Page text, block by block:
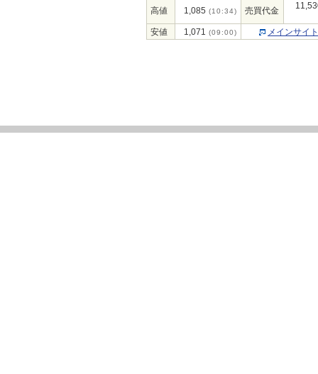
高値 1,085 (10:34) 売買代金
安値 1,071 (09:00) メインサイ